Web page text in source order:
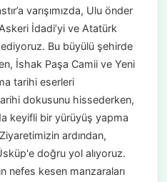
varışımızda, Ulu önder
İdadi’yi ve Atatürk
ediyoruz. Bu büyülü şehirde
İshak Paşa Camii ve Yeni
tarihi eserleri
dokusunu hissederken,
keyifli bir yürüyüş yapma
ardından,
doğru yol alıyoruz.
nefes kesen manzaraları